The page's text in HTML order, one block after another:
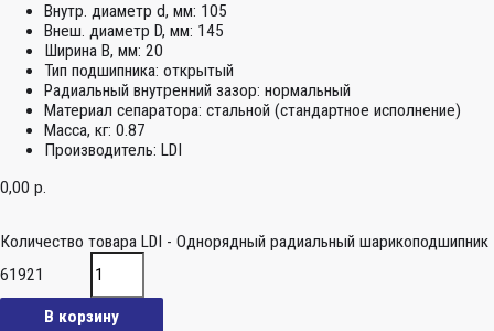
Внутр. диаметр d, мм: 105
Внеш. диаметр D, мм: 145
Ширина B, мм: 20
Тип подшипника: открытый
Радиальный внутренний зазор: нормальный
Материал сепаратора: стальной (стандартное исполнение)
Масса, кг: 0.87
Производитель: LDI
0,00 р.
Количество товара LDI - Однорядный радиальный шарикоподшипник
61921
В корзину